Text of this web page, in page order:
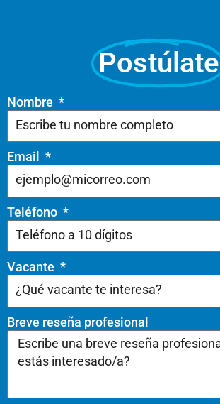
Postúlate
Nombre
Email
Teléfono
Vacante
Breve reseña profesional